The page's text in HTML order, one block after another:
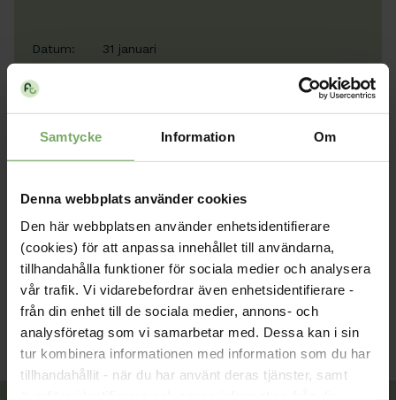
Samtycke Information Om
Denna webbplats använder cookies
Den här webbplatsen använder enhetsidentifierare
(cookies) för att anpassa innehållet till användarna,
tillhandahålla funktioner för sociala medier och analysera
vår trafik. Vi vidarebefordrar även enhetsidentifierare -
från din enhet till de sociala medier, annons- och
analysföretag som vi samarbetar med. Dessa kan i sin
tur kombinera informationen med information som du har
tillhandahållit - när du har använt deras tjänster, samt
Datum: 31 januari
Tid:
Plats: Fysiskt möte
Länk till anmälan